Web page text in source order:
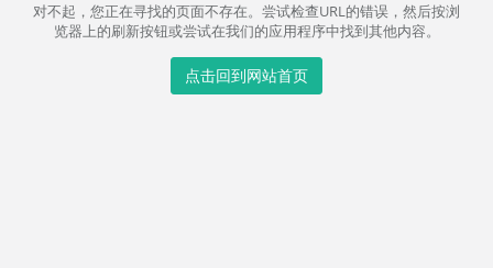
对不起，您正在寻找的页面不存在。尝试检查URL的错误，然后按浏
览器上的刷新按钮或尝试在我们的应用程序中找到其他内容。
点击回到网站首页